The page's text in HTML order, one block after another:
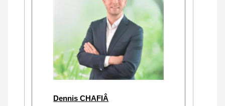
Dennis CHAFIÂ